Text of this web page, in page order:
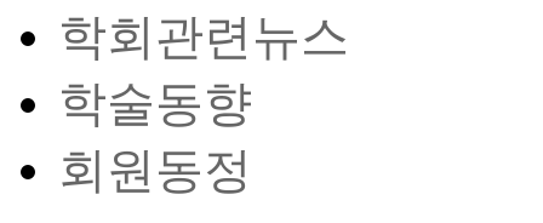
학회관련뉴스
학술동향
회원동정